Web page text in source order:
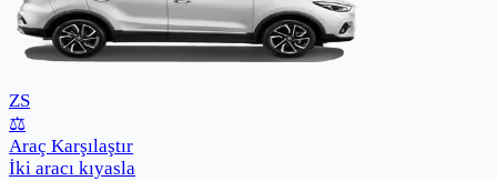
ZS
⚖️
Araç Karşılaştır
İki aracı kıyasla